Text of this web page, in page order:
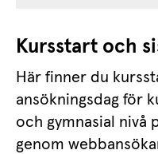
Kursstart och
Här finner du
ansökningsdag för
och gymnasial nivå
genom